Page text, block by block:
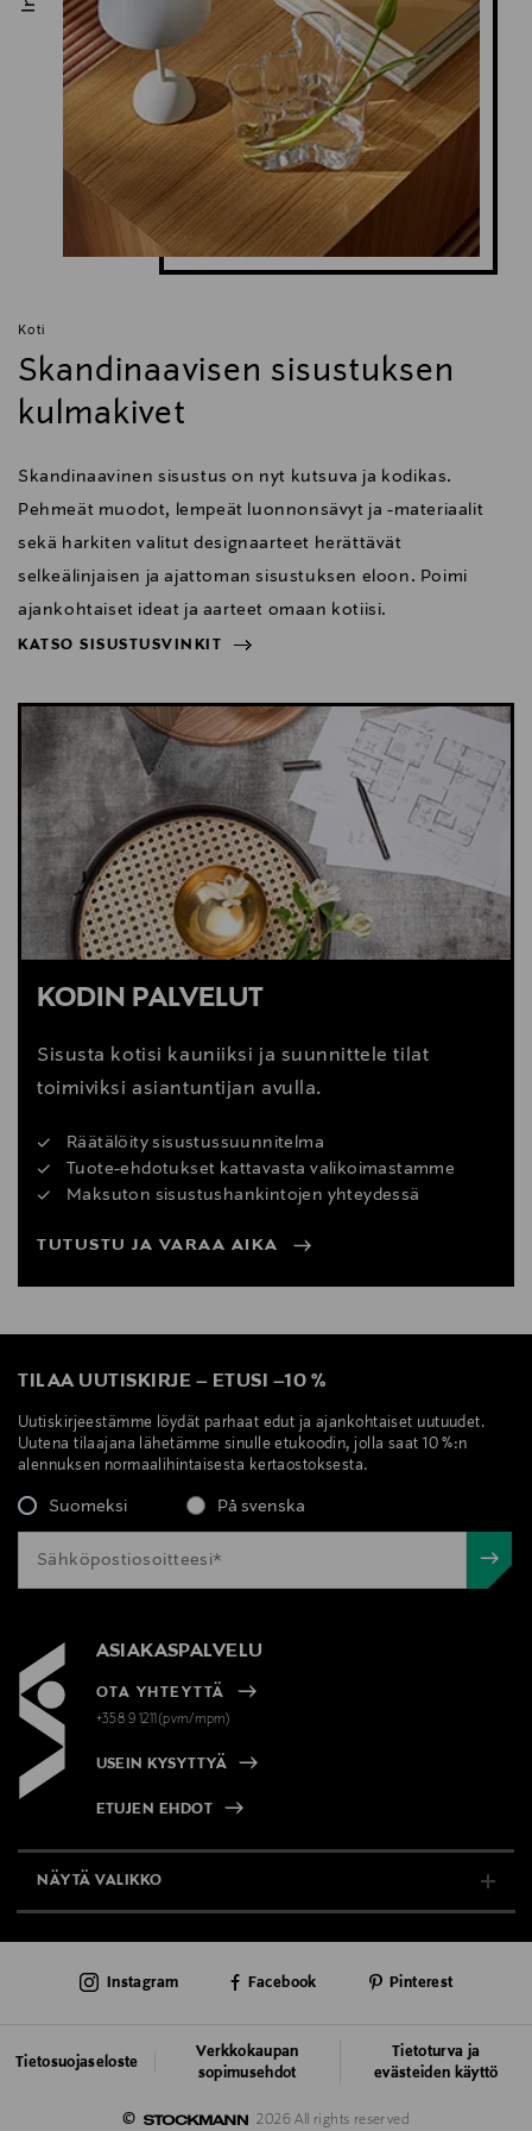
Koti
Skandinaavisen sisustuksen
kulmakivet
Skandinaavinen sisustus on nyt kutsuva ja kodikas.
Pehmeät muodot, lempeät luonnonsävyt ja -materiaalit
sekä harkiten valitut designaarteet herättävät
selkeälinjaisen ja ajattoman sisustuksen eloon. Poimi
ajankohtaiset ideat ja aarteet omaan kotiisi.
KATSO SISUSTUSVINKIT
KATSO SISUSTUSVINKIT
KODIN PALVELUT
Sisusta kotisi kauniiksi ja suunnittele tilat
toimiviksi asiantuntijan avulla.
Räätälöity sisustussuunnitelma
Tuote-ehdotukset kattavasta valikoimastamme
Maksuton sisustushankintojen yhteydessä
TUTUSTU JA VARAA AIKA
TILAA UUTISKIRJE – ETUSI –10 %
Uutiskirjeestämme löydät parhaat edut ja ajankohtaiset uutuudet.
Uutena tilaajana lähetämme sinulle etukoodin, jolla saat 10 %:n
alennuksen normaalihintaisesta kertaostoksesta.
Suomeksi På svenska
ASIAKASPALVELU
OTA YHTEYTTÄ
+358 9 1211(pvm/mpm)
USEIN KYSYTTYÄ
ETUJEN EHDOT
NÄYTÄ VALIKKO
AJANKOHTAISTA
©
2026 All rights reserved
Tietosuojaseloste
Verkkokaupan
sopimusehdot
Tietoturva ja
evästeiden käyttö
Instagram Facebook Pinterest